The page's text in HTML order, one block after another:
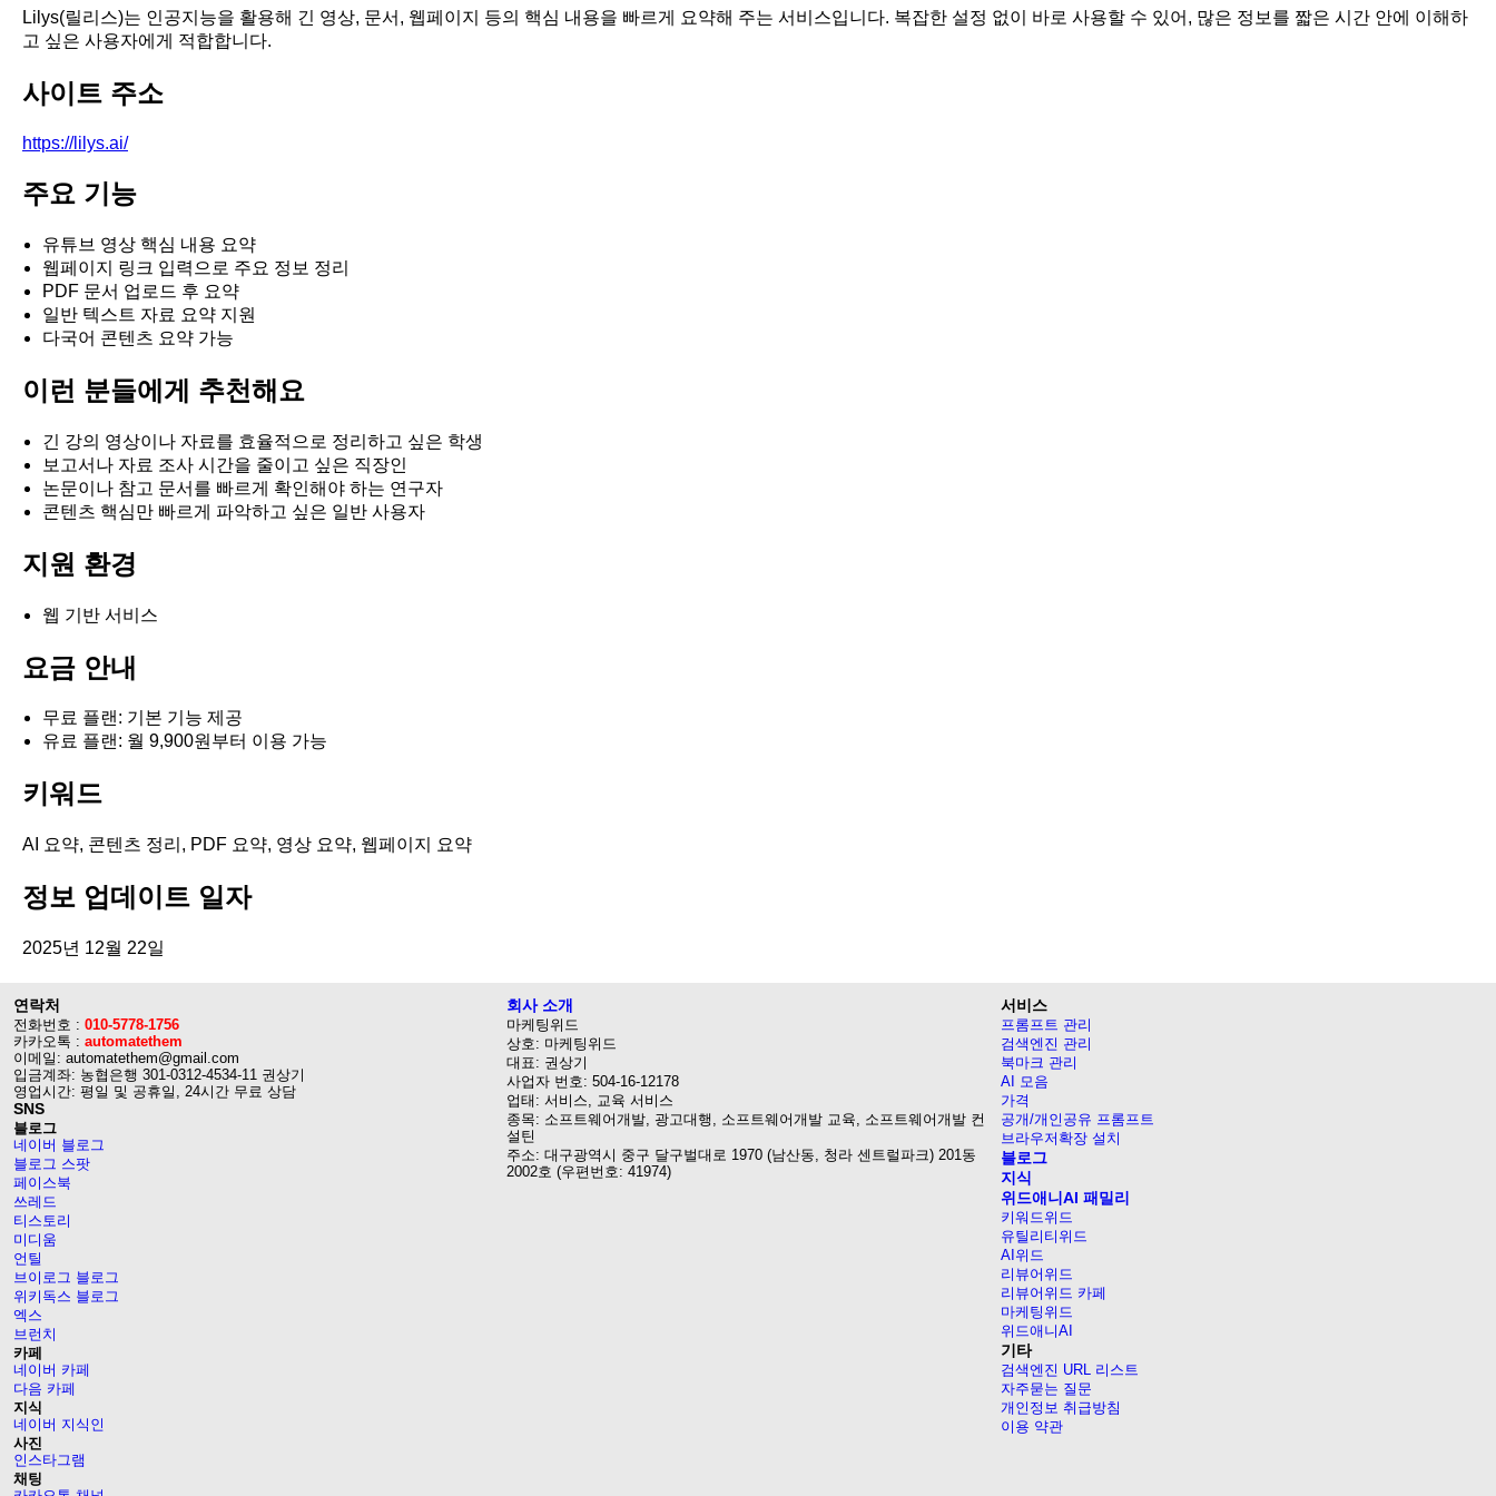
Lilys(릴리스)는 인공지능을 활용해 긴 영상, 문서, 웹페이지 등의 핵심 내용을 빠르게 요약해 주는 서비스입니다. 복잡한 설정 없이 바로 사용할 수 있어, 많은 정보를 짧은 시간 안에 이해하
고 싶은 사용자에게 적합합니다.
사이트 주소
https://lilys.ai/
주요 기능
유튜브 영상 핵심 내용 요약
웹페이지 링크 입력으로 주요 정보 정리
PDF 문서 업로드 후 요약
일반 텍스트 자료 요약 지원
다국어 콘텐츠 요약 가능
이런 분들에게 추천해요
긴 강의 영상이나 자료를 효율적으로 정리하고 싶은 학생
보고서나 자료 조사 시간을 줄이고 싶은 직장인
논문이나 참고 문서를 빠르게 확인해야 하는 연구자
콘텐츠 핵심만 빠르게 파악하고 싶은 일반 사용자
지원 환경
웹 기반 서비스
요금 안내
무료 플랜: 기본 기능 제공
유료 플랜: 월 9,900원부터 이용 가능
키워드
AI 요약, 콘텐츠 정리, PDF 요약, 영상 요약, 웹페이지 요약
정보 업데이트 일자
2025년 12월 22일
연락처
전화번호 : 010-5778-1756
카카오톡 : automatethem
이메일: automatethem@gmail.com
입금계좌: 농협은행 301-0312-4534-11 권상기
영업시간: 평일 및 공휴일, 24시간 무료 상담
SNS
블로그
네이버 블로그
블로그 스팟
페이스북
쓰레드
티스토리
미디움
언틸
브이로그 블로그
위키독스 블로그
엑스
브런치
카페
네이버 카페
다음 카페
지식
네이버 지식인
사진
인스타그램
채팅
회사 소개
마케팅위드
상호: 마케팅위드
대표: 권상기
사업자 번호: 504-16-12178
업태: 서비스, 교육 서비스
종목: 소프트웨어개발, 광고대행, 소프트웨어개발 교육, 소프트웨어개발 컨
설틴
주소: 대구광역시 중구 달구벌대로 1970 (남산동, 청라 센트럴파크) 201동
2002호 (우편번호: 41974)
서비스
프롬프트 관리
검색엔진 관리
북마크 관리
AI 모음
가격
공개/개인공유 프롬프트
브라우저확장 설치
블로그
지식
위드애니AI 패밀리
키워드위드
유틸리티위드
AI위드
리뷰어위드
리뷰어위드 카페
마케팅위드
위드애니AI
기타
검색엔진 URL 리스트
자주묻는 질문
개인정보 취급방침
이용 약관